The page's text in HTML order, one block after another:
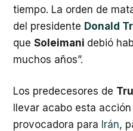
tiempo. La orden de
del presidente Donald
que Soleimani debió
muchos años”.
Los predecesores de
llevar acabo esta
provocadora para Irán,